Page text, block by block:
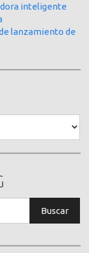
inteligente
lanzamiento de
Buscar